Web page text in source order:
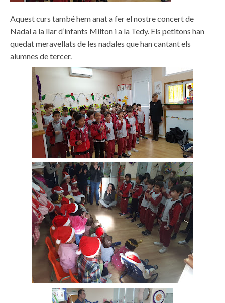
Aquest curs també hem anat a fer el nostre concert de
Nadal a la llar d’infants Milton i a la Tedy. Els petitons han
quedat meravellats de les nadales que han cantant els
alumnes de tercer.